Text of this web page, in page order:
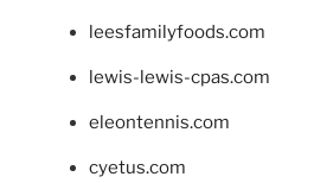
leesfamilyfoods.com
lewis-lewis-cpas.com
eleontennis.com
cyetus.com